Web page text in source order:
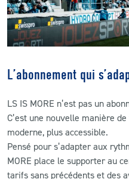
L’abonnement qui
LS IS MORE n’est pas un
C’est une nouvelle manière
moderne, plus accessible.
Pensé pour s’adapter aux
MORE place le supporter au
tarifs sans précédents et des